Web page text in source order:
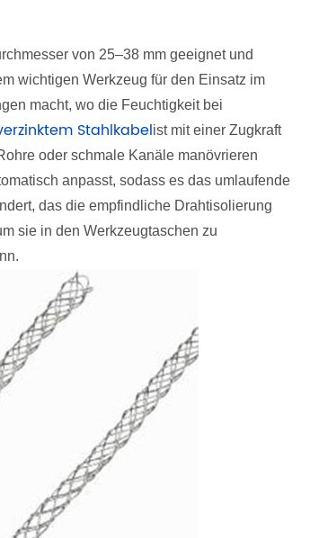
von 25–38 mm geeignet und
wichtigen Werkzeug für den Einsatz im
macht, wo die Feuchtigkeit bei
Stahlkabelist mit einer Zugkraft
oder schmale Kanäle manövrieren
anpasst, sodass es das umlaufende
das die empfindliche Drahtisolierung
sie in den Werkzeugtaschen zu